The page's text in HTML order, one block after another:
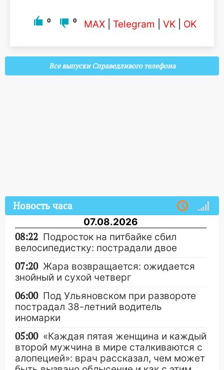
0 0 MAX Telegram VK OK
Все выпуски Справедливого телефона
Новость часа
07.08.2026
08:22 Подросток на питбайке сбил
велосипедистку: пострадали двое
07:20 Жара возвращается: ожидается
знойный и сухой четверг
06:00 Под Ульяновском при развороте
пострадал 38-летний водитель
иномарки
05:00 «Каждая пятая женщина и каждый
второй мужчина в мире сталкиваются с
алопецией»: врач рассказал, чем может